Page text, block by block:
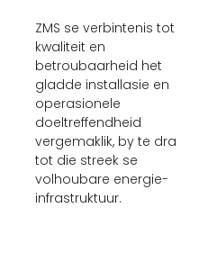
ZMS se verbintenis tot
kwaliteit en
betroubaarheid het
gladde installasie en
operasionele
doeltreffendheid
vergemaklik, by te dra
tot die streek se
volhoubare energie-
infrastruktuur.